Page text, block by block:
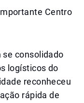
Centro
se consolidado
logísticos do
reconheceu
rápida de